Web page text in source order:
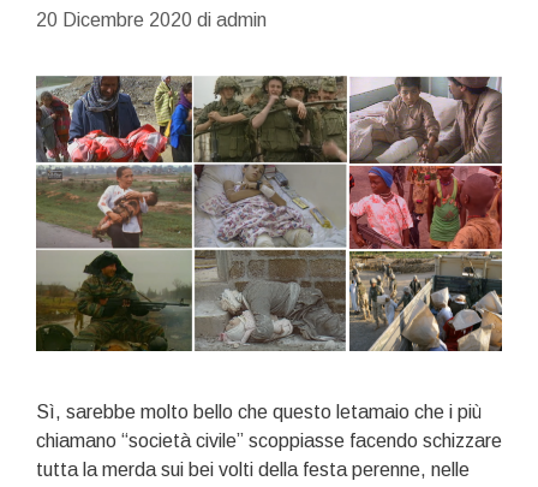
20 Dicembre 2020 di admin
Sì, sarebbe molto bello che questo letamaio che i più
chiamano “società civile” scoppiasse facendo schizzare
tutta la merda sui bei volti della festa perenne, nelle